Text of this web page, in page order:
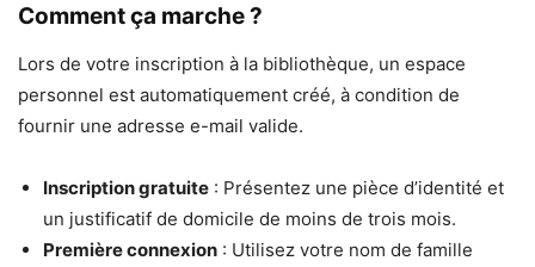
Comment ça marche ?
Lors de votre inscription à la bibliothèque, un espace
personnel est automatiquement créé, à condition de
fournir une adresse e-mail valide.
Inscription gratuite : Présentez une pièce d’identité et
un justificatif de domicile de moins de trois mois.
Première connexion : Utilisez votre nom de famille